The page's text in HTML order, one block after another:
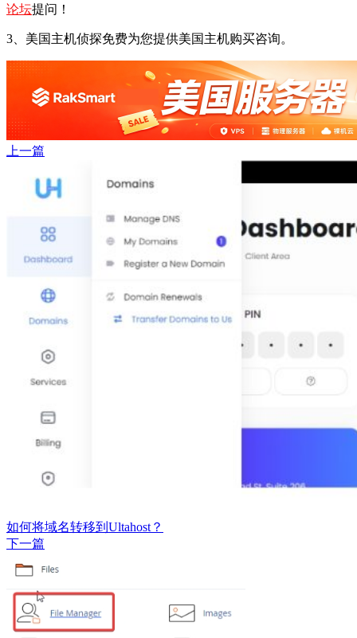
论坛提问！
3、美国主机侦探免费为您提供美国主机购买咨询。
上一篇
如何将域名转移到Ultahost？
下一篇